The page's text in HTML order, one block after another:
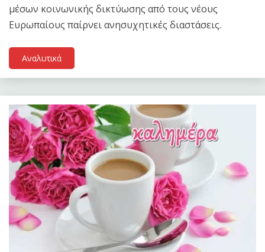
μέσων κοινωνικής δικτύωσης από τους νέους
Ευρωπαίους παίρνει ανησυχητικές διαστάσεις.
Αναλυτικά